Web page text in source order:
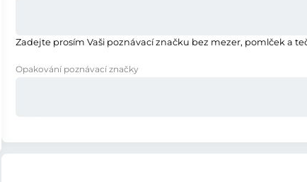
Zadejte prosím Vaši poznávací značku bez mezer, pomlček a
Opakování poznávací značky